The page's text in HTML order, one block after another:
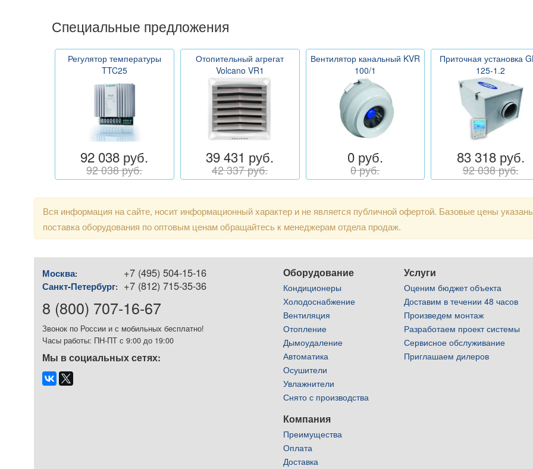
Специальные предложения
Регулятор температуры
TTC25
92 038 руб.
92 038 руб.
Отопительный агрегат
Volcano VR1
39 431 руб.
42 337 руб.
Вентилятор канальный KVR
100/1
0 руб.
0 руб.
Приточная установка
125-1.2
83 318 руб.
92 038 руб.
Вся информация на сайте, носит информационный характер и не является публичной офертой. Базовые цены
поставка оборудования по оптовым ценам обращайтесь к менеджерам отдела продаж.
Москва: +7 (495) 504-15-16
Санкт-Петербург: +7 (812) 715-35-36
8 (800) 707-16-67
Звонок по России и с мобильных бесплатно!
Часы работы: ПН-ПТ с 9:00 до 19:00
Мы в социальных сетях:
Оборудование
Кондиционеры
Холодоснабжение
Вентиляция
Отопление
Дымоудаление
Автоматика
Осушители
Увлажнители
Снято с производства
Компания
Преимущества
Оплата
Доставка
Услуги
Оценим бюджет объекта
Доставим в течении 48 часов
Произведем монтаж
Разработаем проект системы
Сервисное обслуживание
Приглашаем дилеров